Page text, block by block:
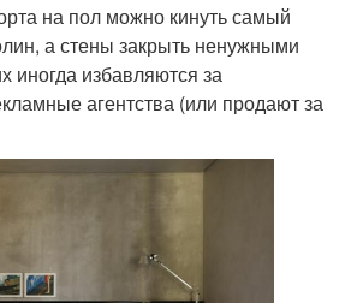
на пол можно кинуть самый
а стены закрыть ненужными
иногда избавляются за
агентства (или продают за